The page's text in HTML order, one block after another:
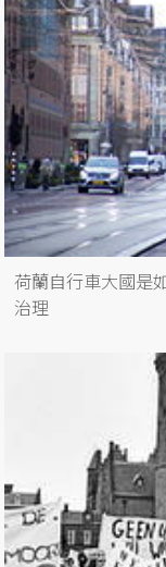
荷蘭自行車大國是
治理